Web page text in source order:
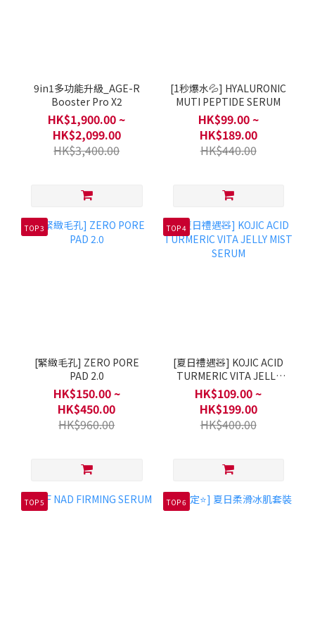
9in1多功能升級_AGE-R
Booster Pro X2
HK$1,900.00 ~
HK$2,099.00
HK$3,400.00
[1秒爆水💦] HYALURONIC
MUTI PEPTIDE SERUM
HK$99.00 ~
HK$189.00
HK$440.00
TOP 3
[緊緻毛孔] ZERO PORE
PAD 2.0
HK$150.00 ~
HK$450.00
HK$960.00
TOP 4
[夏日禮遇🧸] KOJIC ACID
TURMERIC VITA JELLY
MIST SERUM
HK$109.00 ~
HK$199.00
HK$400.00
TOP 5 TOP 6